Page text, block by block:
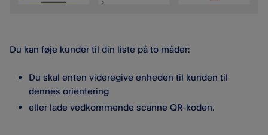
Du kan føje kunder til din liste på to måder:
Du skal enten videregive enheden til kunden til
dennes orientering
eller lade vedkommende scanne QR-koden.